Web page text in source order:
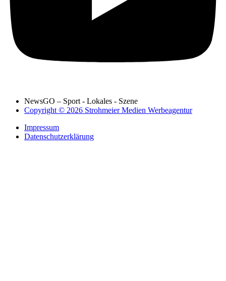
NewsGO – Sport - Lokales - Szene
Copyright © 2026 Strohmeier Medien Werbeagentur
Impressum
Datenschutzerklärung